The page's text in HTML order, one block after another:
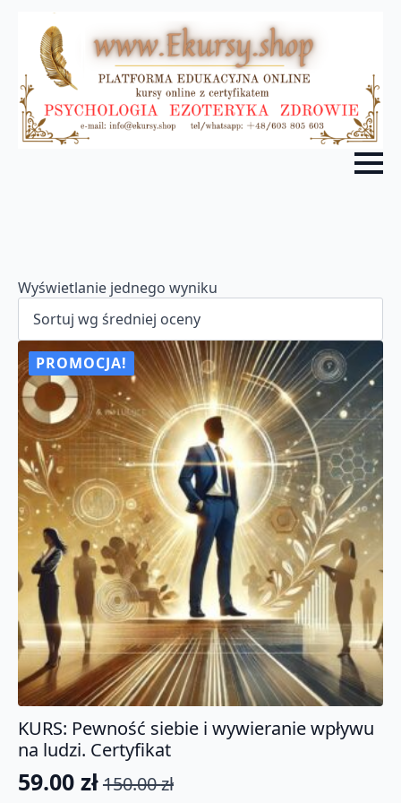
Wyświetlanie jednego wyniku
PROMOCJA!
KURS: Pewność siebie i wywieranie wpływu
na ludzi. Certyfikat
150.00zł
Pierwotna
59.00 zł
Aktualna